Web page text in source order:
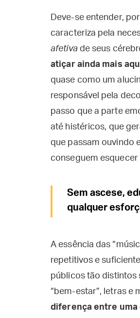
Deve-se entender,
caracteriza pela
afetivade seus
atiçar ainda mais
quase como um
responsável pela
passo que a parte
até histéricos, que
que passam ouvindo
conseguem
Sem ascese,
qualquer
A essência das
repetitivos e
públicos tão distintos
“bem-estar”, letras e
diferença entre uma